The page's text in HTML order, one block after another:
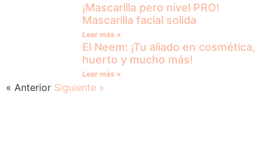
¡Mascarilla pero nivel PRO!
Mascarilla facial solida
Leer más »
El Neem: ¡Tu aliado en cosmética,
huerto y mucho más!
Leer más »
« Anterior Siguiente »